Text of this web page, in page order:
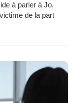
à parler à Jo,
de la part